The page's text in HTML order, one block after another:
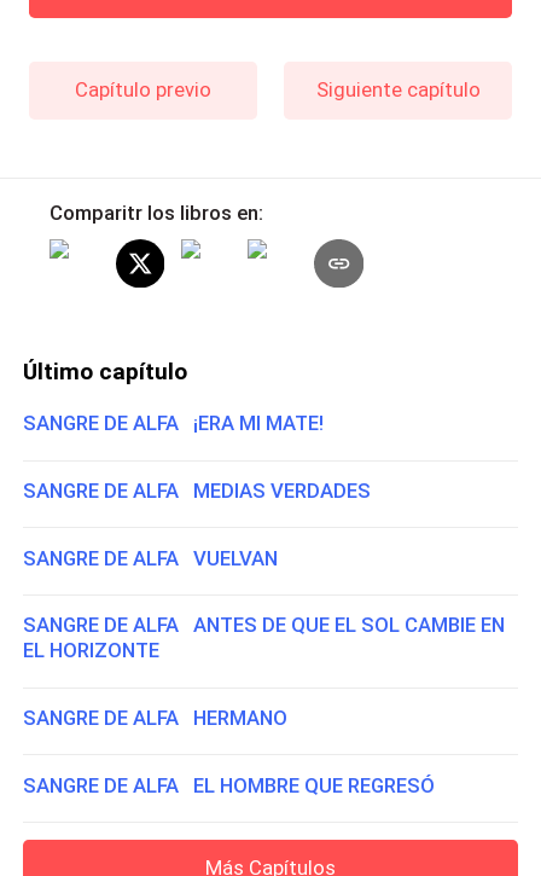
Capítulo previo Siguiente capítulo
Comparitr los libros en:
Último capítulo
SANGRE DE ALFA ¡ERA MI MATE!
SANGRE DE ALFA MEDIAS VERDADES
SANGRE DE ALFA VUELVAN
SANGRE DE ALFA ANTES DE QUE EL SOL CAMBIE EN
EL HORIZONTE
SANGRE DE ALFA HERMANO
SANGRE DE ALFA EL HOMBRE QUE REGRESÓ
Más Capítulos